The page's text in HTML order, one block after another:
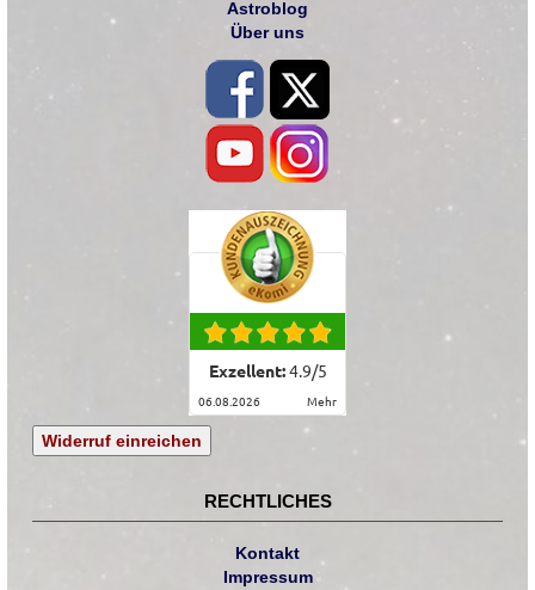
Astroblog
Über uns
Exzellent:4.9/5
06.08.2026 mehr
Widerruf einreichen
RECHTLICHES
Kontakt
Impressum